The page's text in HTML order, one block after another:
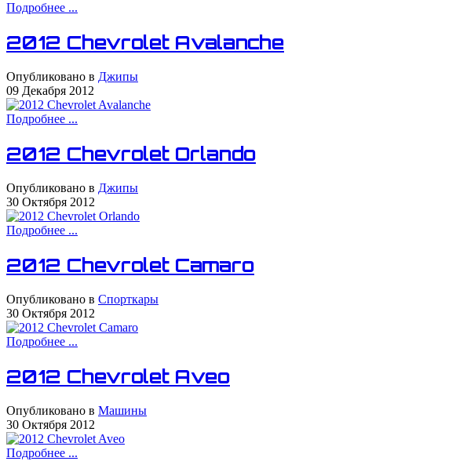
Подробнее ...
2012 Chevrolet Avalanche
Опубликовано в Джипы
09 Декабря 2012
Подробнее ...
2012 Chevrolet Orlando
Опубликовано в Джипы
30 Октября 2012
Подробнее ...
2012 Chevrolet Camaro
Опубликовано в Спорткары
30 Октября 2012
Подробнее ...
2012 Chevrolet Aveo
Опубликовано в Машины
30 Октября 2012
Подробнее ...